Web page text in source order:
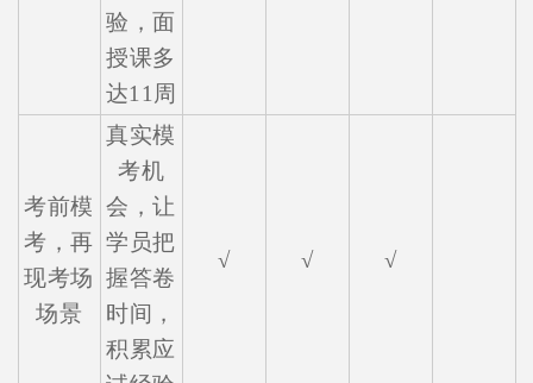
验，面
授课多
达11周
考前模
考，再
现考场
场景
真实模
考机
会，让
学员把
握答卷
时间，
积累应
√ √ √